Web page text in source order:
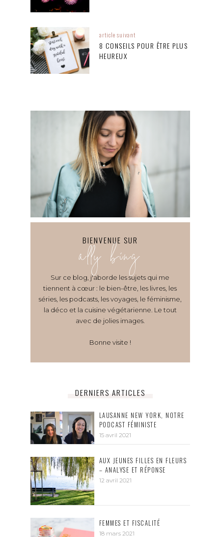
article suivant
8 CONSEILS POUR ÊTRE PLUS
HEUREUX
BIENVENUE SUR
ally bing
Sur ce blog, j'aborde les sujets qui me
tiennent à cœur : le bien-être, les livres, les
séries, les podcasts, les voyages, le féminisme,
la déco et la cuisine végétarienne. Le tout
avec de jolies images.
Bonne visite !
DERNIERS ARTICLES
LAUSANNE NEW YORK, NOTRE
PODCAST FÉMINISTE
15 avril 2021
AUX JEUNES FILLES EN FLEURS
– ANALYSE ET RÉPONSE
12 avril 2021
FEMMES ET FISCALITÉ
18 mars 2021